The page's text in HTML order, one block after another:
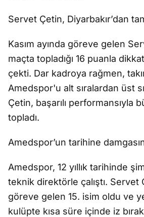
Servet Çetin, Diyarbakır’dan
Kasım ayında göreve gelen
maçta topladığı 16 puanla
çekti. Dar kadroya rağmen,
Amedspor'u alt sıralardan üst
Çetin, başarılı performansıyla
topladı.
Amedspor’un tarihine
Amedspor, 12 yıllık tarihinde
teknik direktörle çalıştı.
göreve gelen 15. isim oldu ve
kulüpte kısa süre içinde iz